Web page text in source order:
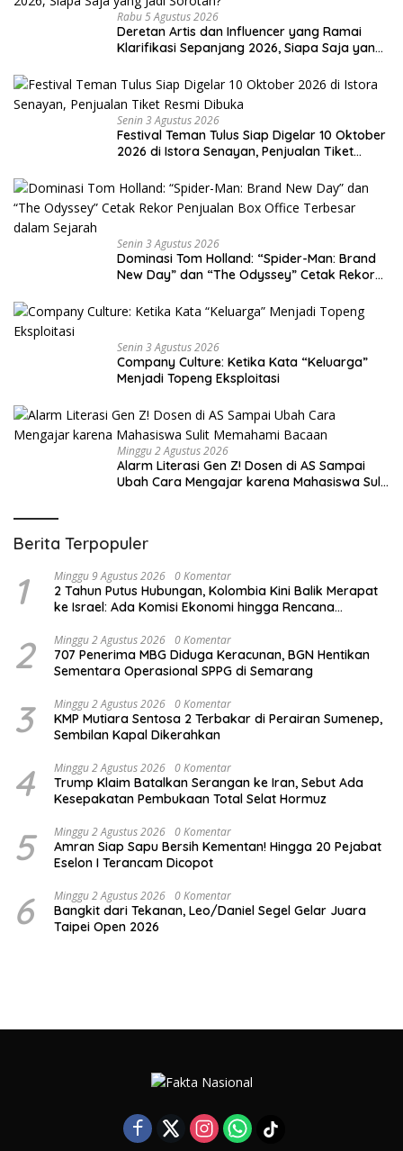
Rabu 5 Agustus 2026
Deretan Artis dan Influencer yang Ramai
Klarifikasi Sepanjang 2026, Siapa Saja yang
Senin 3 Agustus 2026
Festival Teman Tulus Siap Digelar 10 Oktober
2026 di Istora Senayan, Penjualan Tiket
Senin 3 Agustus 2026
Dominasi Tom Holland: “Spider-Man: Brand
New Day” dan “The Odyssey” Cetak Rekor
Sejarah
Senin 3 Agustus 2026
Company Culture: Ketika Kata “Keluarga”
Menjadi Topeng Eksploitasi
Minggu 2 Agustus 2026
Alarm Literasi Gen Z! Dosen di AS Sampai
Ubah Cara Mengajar karena Mahasiswa Sulit
Berita Terpopuler
1 Minggu 9 Agustus 2026 0 Komentar
2 Tahun Putus Hubungan, Kolombia Kini Balik Merapat
ke Israel: Ada Komisi Ekonomi hingga Rencana
2 Minggu 2 Agustus 2026 0 Komentar
707 Penerima MBG Diduga Keracunan, BGN Hentikan
Sementara Operasional SPPG di Semarang
3 Minggu 2 Agustus 2026 0 Komentar
KMP Mutiara Sentosa 2 Terbakar di Perairan Sumenep,
Sembilan Kapal Dikerahkan
4 Minggu 2 Agustus 2026 0 Komentar
Trump Klaim Batalkan Serangan ke Iran, Sebut Ada
Kesepakatan Pembukaan Total Selat Hormuz
5 Minggu 2 Agustus 2026 0 Komentar
Amran Siap Sapu Bersih Kementan! Hingga 20 Pejabat
Eselon I Terancam Dicopot
6 Minggu 2 Agustus 2026 0 Komentar
Bangkit dari Tekanan, Leo/Daniel Segel Gelar Juara
Taipei Open 2026